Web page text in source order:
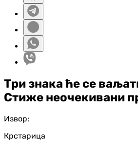
Три знака ће се
Стиже неочекивани
Извор:
Крстарица